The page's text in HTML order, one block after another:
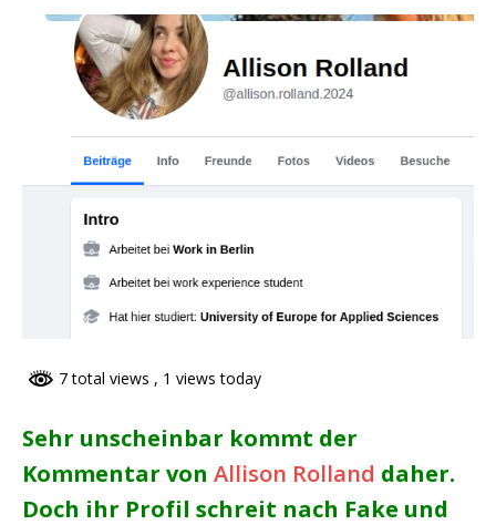
7 total views , 1 views today
Sehr unscheinbar kommt der
Kommentar von Allison Rolland daher.
Doch ihr Profil schreit nach Fake und